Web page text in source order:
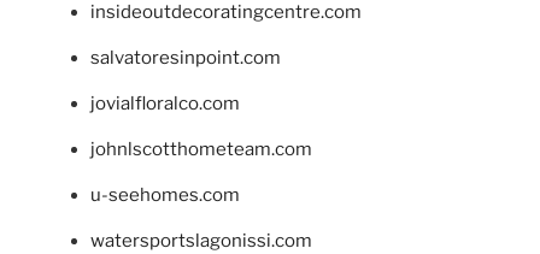
insideoutdecoratingcentre.com
salvatoresinpoint.com
jovialfloralco.com
johnlscotthometeam.com
u-seehomes.com
watersportslagonissi.com